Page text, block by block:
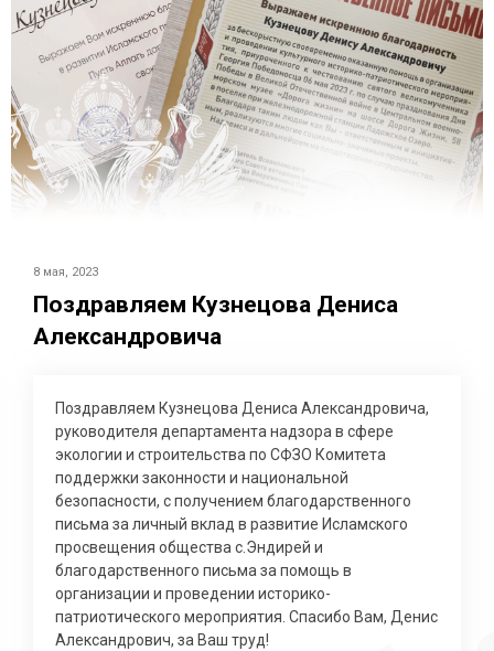
8 мая, 2023
Поздравляем Кузнецова Дениса
Александровича
Поздравляем Кузнецова Дениса Александровича,
руководителя департамента надзора в сфере
экологии и строительства по СФЗО Комитета
поддержки законности и национальной
безопасности, с получением благодарственного
письма за личный вклад в развитие Исламского
просвещения общества с.Эндирей и
благодарственного письма за помощь в
организации и проведении историко-
патриотического мероприятия. Спасибо Вам, Денис
Александрович, за Ваш труд!